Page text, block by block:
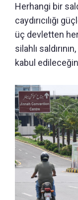
Herhangi bir
caydırıcılığı
üç devletten
silahlı
kabul